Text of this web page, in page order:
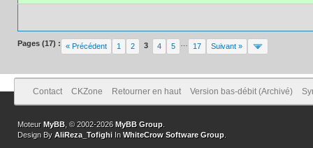
Pages (17) : « Précédent 1 2 3 4 5 17 Suivant »
Contact CKZone Retourner en haut Version bas-débit (Archivé)
Moteur MyBB , © 2002-2026MyBB Group
Design By AliReza_Tofighi In WhiteCrow Software Group